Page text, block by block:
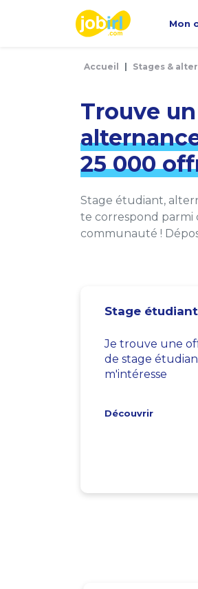
Mon
Accueil Stages &
Trouve un
25 000
Stage étudiant,
te correspond parmi
communauté !
Stage étudiant
Je trouve une
de stage
m'intéresse
Découvrir
Panneau de gestion des cookies